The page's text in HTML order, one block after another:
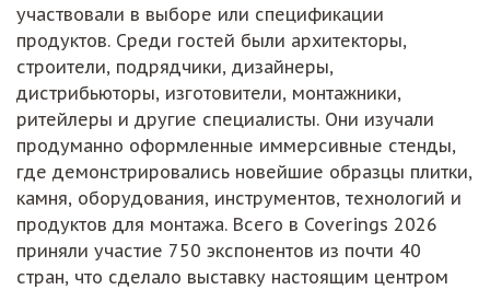
участвовали в выборе или спецификации
продуктов. Среди гостей были архитекторы,
строители, подрядчики, дизайнеры,
дистрибьюторы, изготовители, монтажники,
ритейлеры и другие специалисты. Они изучали
продуманно оформленные иммерсивные стенды,
где демонстрировались новейшие образцы плитки,
камня, оборудования, инструментов, технологий и
продуктов для монтажа. Всего в Coverings 2026
приняли участие 750 экспонентов из почти 40
стран, что сделало выставку настоящим центром